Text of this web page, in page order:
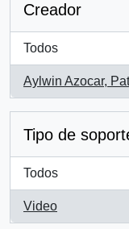
Creador
Todos
Aylwin Azocar,
, 1 resultados
Tipo de
Todos
Video
, 1 resultados